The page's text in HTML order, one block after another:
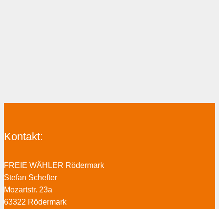
Kontakt:
FREIE WÄHLER Rödermark
Stefan Schefter
Mozartstr. 23a
63322 Rödermark